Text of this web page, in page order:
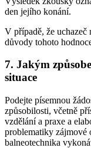
den jejího konání.
V případě, že uchazeč
důvody tohoto
7. Jakým
situace
Podejte písemnou
způsobilosti, včetně
vzdělání a praxe a
problematiky zájmové
balneotechnika